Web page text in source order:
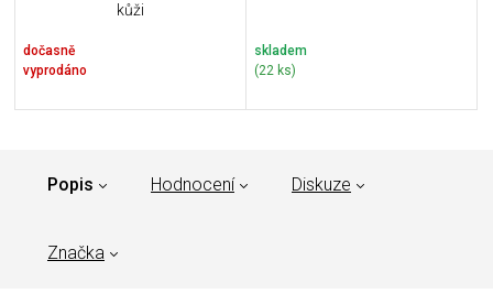
kůži
dočasně
vyprodáno
skladem
(22 ks)
Popis Hodnocení Diskuze
Značka